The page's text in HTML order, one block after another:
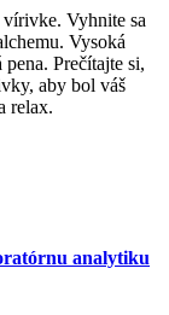
Vyhnite sa
Vysoká
Prečítajte si,
aby bol váš
relax.
analytiku